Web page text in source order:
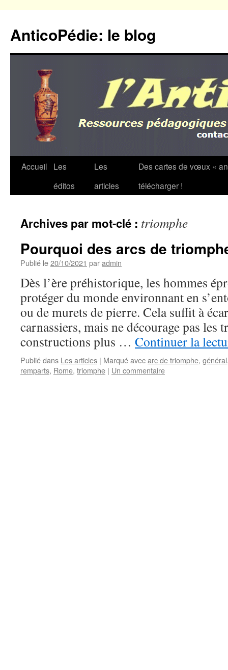
contenu
AnticoPédie: le blog
Accueil
Les
éditos
Les
articles
Des cartes de vœux «
télécharger !
Archives par mot-clé : triomphe
Pourquoi des arcs de
Publié le20/10/2021 paradmin
Dès l’ère préhistorique, les hommes
protéger du monde environnant en
ou de murets de pierre. Cela suffit à
carnassiers, mais ne décourage pas les
constructions plus … Continuer la
Publié dans Les articles | Marqué avecarc de triomphe, général
remparts, Rome, triomphe | Un commentaire